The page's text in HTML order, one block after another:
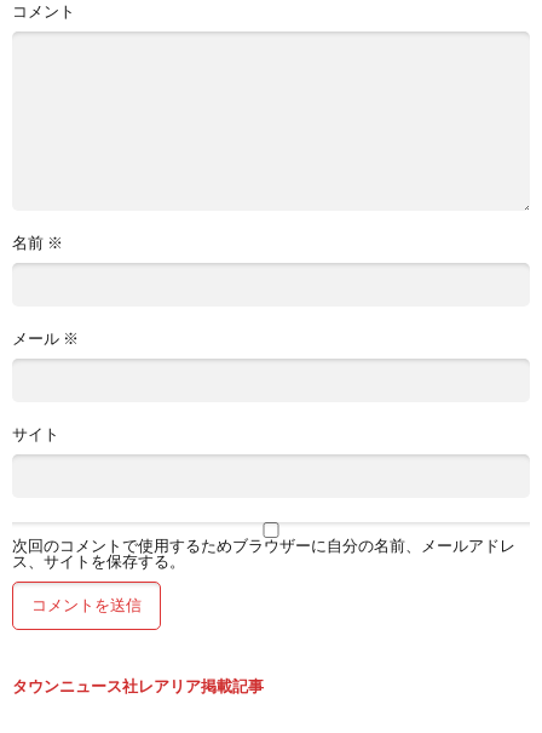
コメント
名前 ※
メール ※
サイト
次回のコメントで使用するためブラウザーに自分の名前、メールアドレ
ス、サイトを保存する。
タウンニュース社レアリア掲載記事